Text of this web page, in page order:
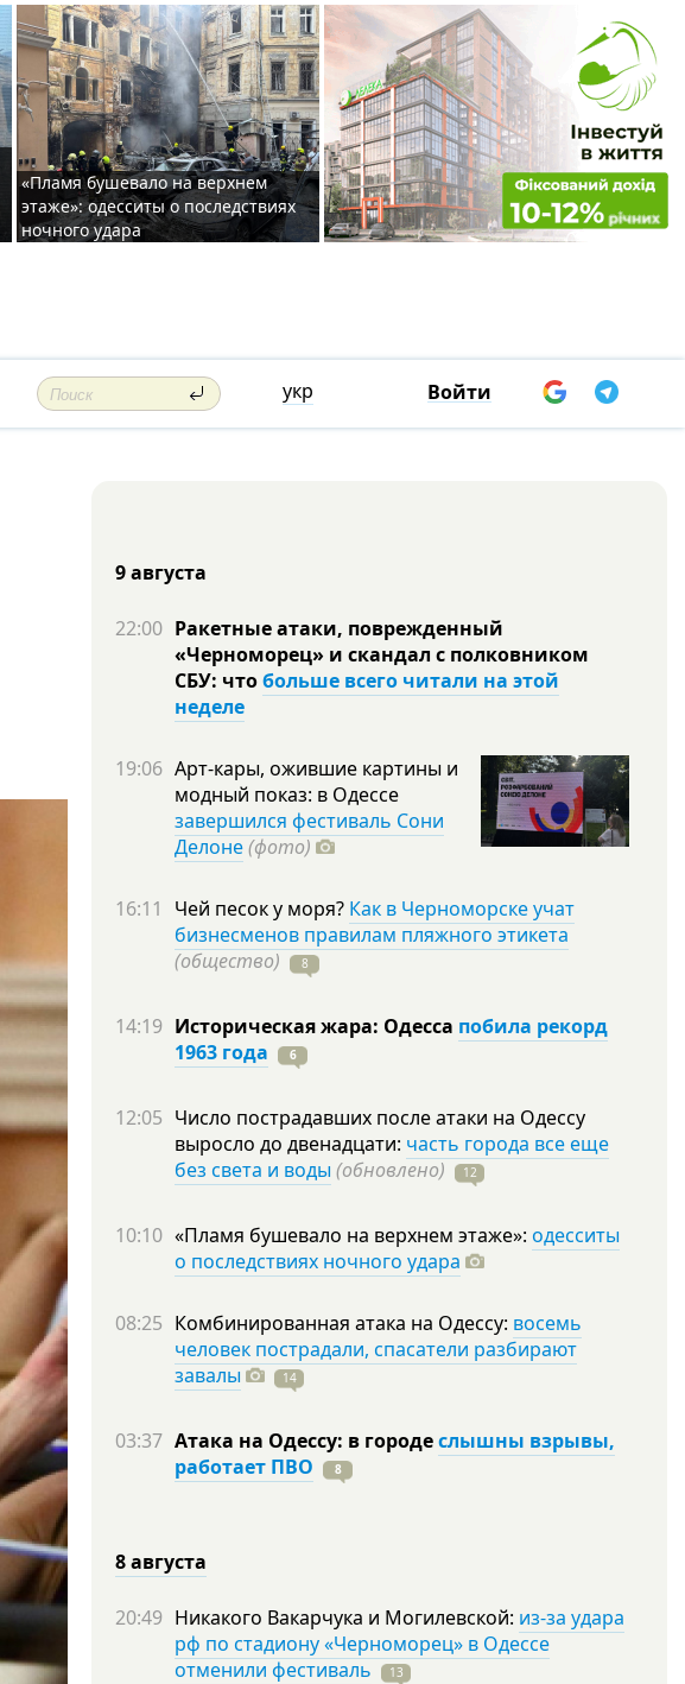
«Пламя бушевало на верхнем
этаже»: одесситы о последствиях
ночного удара
укр Войти
9 августа
22:00 Ракетные атаки, поврежденный
«Черноморец» и скандал с полковником
СБУ: чтобольше всего читали на этой
неделе
19:06 Арт-кары, ожившие картины и
модный показ: в Одессе
завершился фестиваль Сони
Делоне(фото)
16:11 Чей песок у моря? Как в Черноморске учат
бизнесменов правилам пляжного этикета
(общество)
8
14:19 Историческая жара: Одесса побила рекорд
1963 года
6
12:05 Число пострадавших после атаки на Одессу
выросло до двенадцати: часть города все еще
без света и воды (обновлено) 12
10:10 «Пламя бушевало на верхнем этаже»: одесситы
о последствиях ночного удара
08:25 Комбинированная атака на Одессу: восемь
человек пострадали, спасатели разбирают
завалы
14
03:37 Атака на Одессу: в городеслышны взрывы,
работает ПВО
8
8 августа
20:49 Никакого Вакарчука и Могилевской: из-за удара
рф по стадиону «Черноморец» в Одессе
отменили фестиваль
13